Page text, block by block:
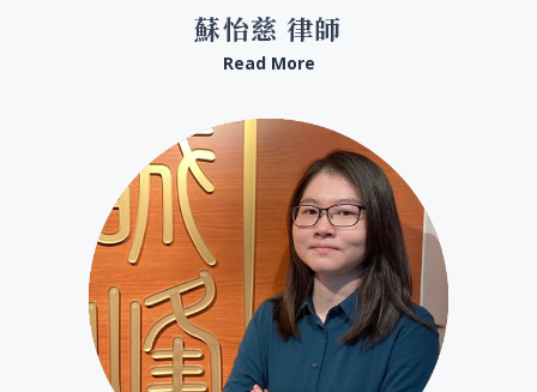
蘇怡慈 律師
Read More